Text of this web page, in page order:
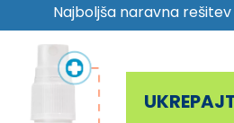
Najboljša naravna